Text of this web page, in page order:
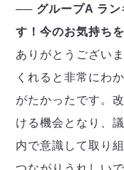
── グループA ラン
す！今のお気持ち
ありがとうござい
くれると非常にわ
がたかったです。
ける機会となり、
内で意識して取り